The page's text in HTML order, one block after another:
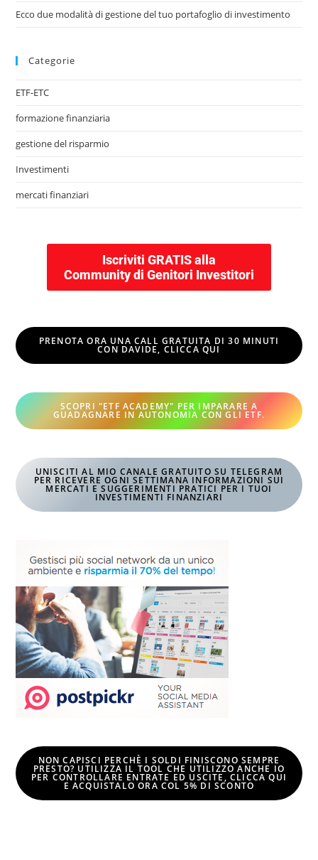
Ecco due modalità di gestione del tuo portafoglio di investimento
Categorie
ETF-ETC
formazione finanziaria
gestione del risparmio
Investimenti
mercati finanziari
Iscriviti GRATIS alla
Community di Genitori Investitori
PRENOTA ORA UNA CALL GRATUITA DI 30 MINUTI
CON DAVIDE, CLICCA QUI
SCOPRI "ETF ACADEMY" PER IMPARARE A
GUADAGNARE IN AUTONOMIA CON GLI ETF.
UNISCITI AL MIO CANALE GRATUITO SU TELEGRAM
PER RICEVERE OGNI SETTIMANA INFORMAZIONI SUI
MERCATI E SUGGERIMENTI PRATICI PER I TUOI
INVESTIMENTI FINANZIARI
NON CAPISCI PERCHÈ I SOLDI FINISCONO SEMPRE
PRESTO? UTILIZZA IL TOOL CHE UTILIZZO ANCHE IO
PER CONTROLLARE ENTRATE ED USCITE, CLICCA QUI
EACQUISTALO ORA COL 5% DI SCONTO